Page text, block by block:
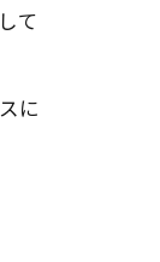
て
に